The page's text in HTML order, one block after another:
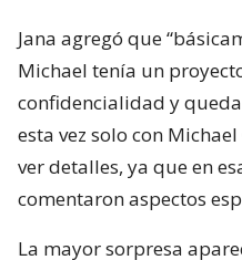
Jana agregó que
Michael tenía un
confidencialidad y
esta vez solo con
ver detalles, ya que en
comentaron aspectos
La mayor sorpresa